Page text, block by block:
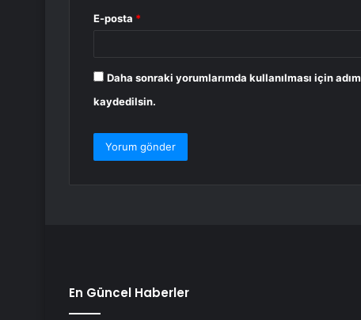
E-posta *
Daha sonraki yorumlarımda kullanılması için
kaydedilsin.
En Güncel Haberler